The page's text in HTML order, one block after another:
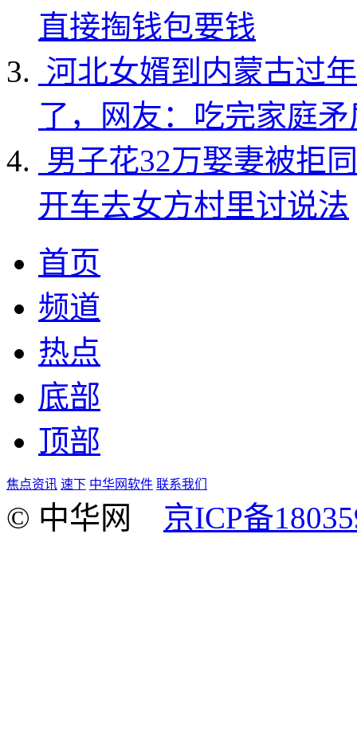
直接掏钱包要钱
河北女婿到内蒙古过
了，网友：吃完家庭
男子花32万娶妻被拒
开车去女方村里讨说法
首页
频道
热点
底部
顶部
焦点资讯 速下 中华网软件 联系我们
© 中华网 京ICP备